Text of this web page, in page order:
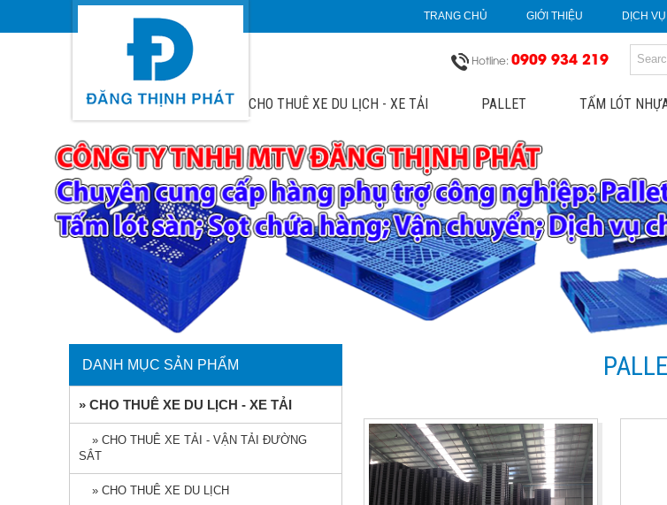
TRANG CHỦ GIỚI THIỆU DỊCH VỤ
Hotline: 0909 934 219
CHO THUÊ XE DU LỊCH - XE TẢI PALLET TẤM LÓT
DANH MỤC SẢN PHẨM
» CHO THUÊ XE DU LỊCH - XE TẢI
» CHO THUÊ XE TẢI - VẬN TẢI ĐƯỜNG
SẮT
» CHO THUÊ XE DU LỊCH